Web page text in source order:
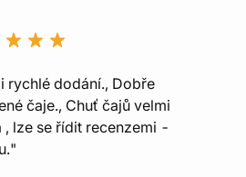
rychlé dodání., Dobře
čaje., Chuť čajů velmi
, lze se řídit recenzemi -